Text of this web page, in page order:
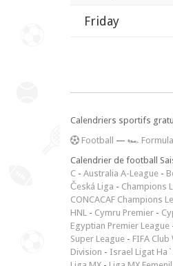
Friday
Calendriers sportifs
Football — 🏎️ Formula
Calendrier de football
C - Australia A-League -
Česká Liga - Champions
CONCACAF Champions
HNL - Cymru Premier -
Egyptian Premier League
Super League - FIFA
Division - Israel Ligat